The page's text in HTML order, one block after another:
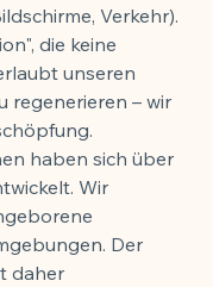
Verkehr).
die keine
unseren
regenerieren – wir
haben sich über
Wir
Der
daher